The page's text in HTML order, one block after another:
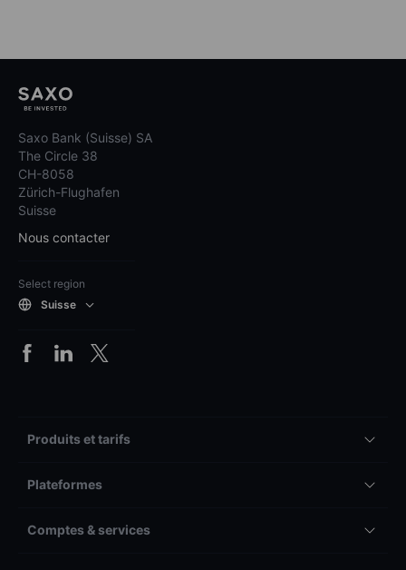
Saxo Bank (Suisse) SA
The Circle 38
CH-8058
Zürich-Flughafen
Suisse
Nous contacter
Select region
Suisse
Produits et tarifs
Plateformes
Comptes & services